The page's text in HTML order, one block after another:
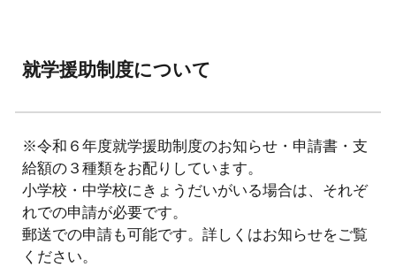
就学援助制度について
※令和６年度就学援助制度のお知らせ・申請書・支
給額の３種類をお配りしています。
小学校・中学校にきょうだいがいる場合は、それぞ
れでの申請が必要です。
郵送での申請も可能です。詳しくはお知らせをご覧
ください。